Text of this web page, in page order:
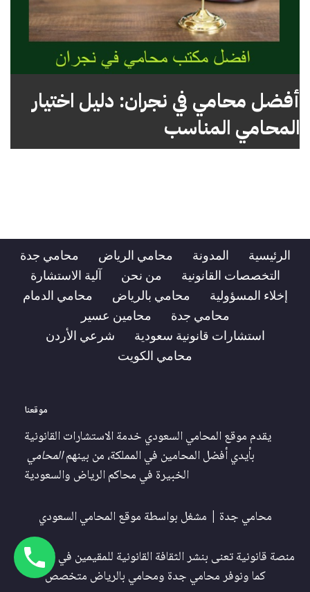
أفضل محامي في نجران: دليل اختيار
المحامي المناسب
الرئيسية المدونة محامي الرياض
محامي جدة
التخصصات القانونية
من نحن
آلية الاستشارة
إخلاء المسؤولية
محامي بالرياض
محامي الدمام
محامي جدة
محامين عسير
استشارات قانونية سعودية
شرعي الأردن
محامي الكويت
موقعنا
يقدم موقع المحامي السعودي خدمة الاستشارات القانونية
بأيدي أفضل المحامين في المملكة، من بينهمالمحامي
الخبيرة في محاكم الرياض والسعودية
محامي جدة | مشغل بواسطة موقع المحامي السعودي
منصة قانونية تعنى بنشر الثقافة القانونية للمقيمين في السعودية
كما ونوفرمحامي جدة ومحامي بالرياض متخصص